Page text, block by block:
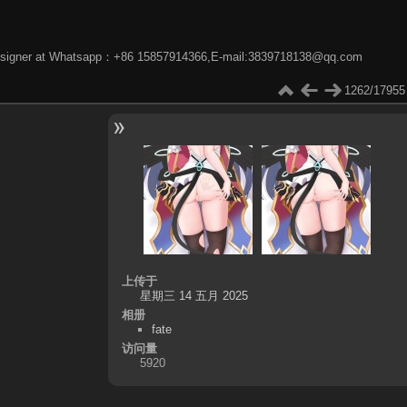
at Whatsapp：+86 15857914366,E-mail:3839718138@qq.com
1262/17955
上传于
星期三 14 五月 2025
相册
fate
访问量
5920